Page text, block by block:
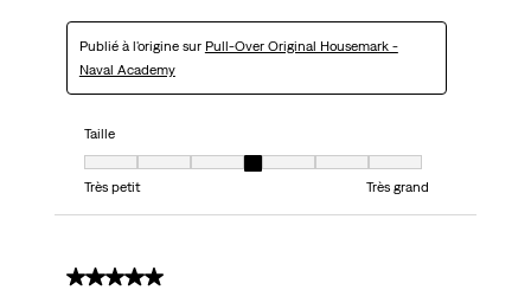
Publié à l'origine sur Pull-Over Original Housemark -
Naval Academy
Taille
Taille, 4 sur 7, où 1 est égal à Très petit et 7 est égal à Très grand
Très petit
Très grand
5 sur 5 étoiles.